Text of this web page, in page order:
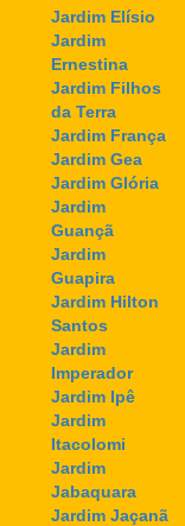
Jardim Elísio
Jardim
Ernestina
Jardim Filhos
da Terra
Jardim França
Jardim Gea
Jardim Glória
Jardim
Guançã
Jardim
Guapira
Jardim Hilton
Santos
Jardim
Imperador
Jardim Ipê
Jardim
Itacolomi
Jardim
Jabaquara
Jardim Jaçanã